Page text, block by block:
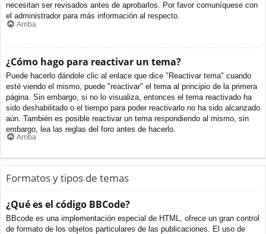
necesitan ser revisados antes de aprobarlos. Por favor comuníquese con
el administrador para más información al respecto.
Arriba
¿Cómo hago para reactivar un tema?
Puede hacerlo dándole clic al enlace que dice "Reactivar tema" cuando
esté viendo el mismo, puede "reactivar" el tema al principio de la primera
página. Sin embargo, si no lo visualiza, entonces el tema reactivado ha
sido deshabilitado o el tiempo para poder reactivarlo no ha sido alcanzado
aún. También es posible reactivar un tema respondiendo al mismo, sin
embargo, lea las reglas del foro antes de hacerlo.
Arriba
Formatos y tipos de temas
¿Qué es el código BBCode?
BBcode es una implementación especial de HTML, ofrece un gran control
de formato de los objetos particulares de las publicaciones. El uso de